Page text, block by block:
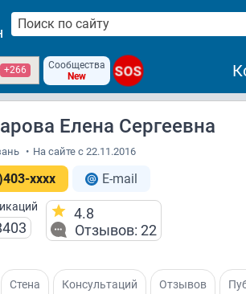
+266
Сообщества
New
SOS
Елена Сергеевна
• На сайте с 22.11.2016
xxxx E-mail
4.8
Отзывов: 22
Стена Консультаций Отзывов